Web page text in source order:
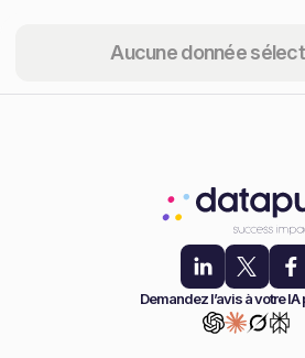
Aucune donnée
Partager
Demandez l’avis à votre IA